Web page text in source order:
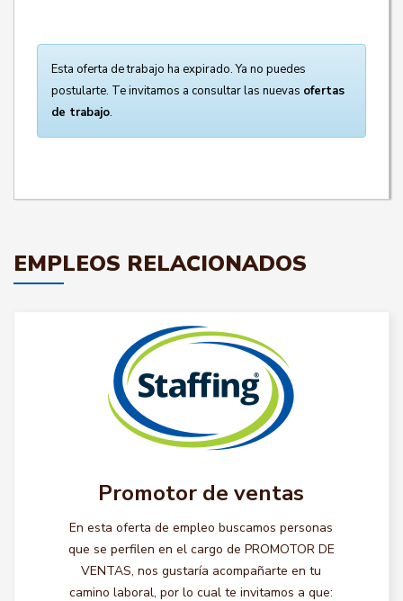
Esta oferta de trabajo ha expirado. Ya no puedes
postularte. Te invitamos a consultar las nuevas ofertas
de trabajo.
EMPLEOS RELACIONADOS
Promotor de ventas
En esta oferta de empleo buscamos personas
que se perfilen en el cargo de PROMOTOR DE
VENTAS, nos gustaría acompañarte en tu
camino laboral, por lo cual te invitamos a que: